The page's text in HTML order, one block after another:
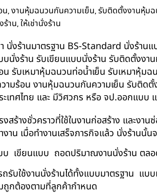
น,งานหุ้มฉนวนกันความเย็น,รับติดตั้งงานหุ้ม
ร้าน,ให้เช่านั่งร้าน
ช่า นั่งร้านมาตรฐาน BS-Standard นั่งร้
นั่งร้าน รับเขียนแบบนั่งร้าน รับติดตั้งง
รับเหมาหุ้มฉนวนท่อน้ำเย็น รับเหมาหุ้
มร้อน งานหุ้มฉนวนกันความเย็น รับติด
เทศไทย และ มีวิศวกร หรือ จป.ออกแบบ
สร้างชั่วคราวที่ใช้ในงานก่อสร้าง และง
งาน เมื่อทำงานเสร็จภารกิจแล้ว นั่งร้าน
บบ เขียนแบบ ถอดปริมาณงานนั่งร้าน ตล
ถรับใช้งานนั่งร้านได้ทั้งแบบมาตรฐาน
กต้องตามที่ลูกค้ากำหนด